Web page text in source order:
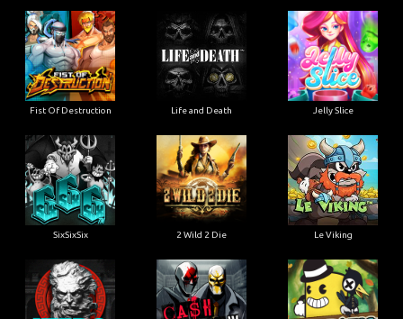
Fist Of Destruction Life and Death Jelly Slice
SixSixSix 2 Wild 2 Die Le Viking